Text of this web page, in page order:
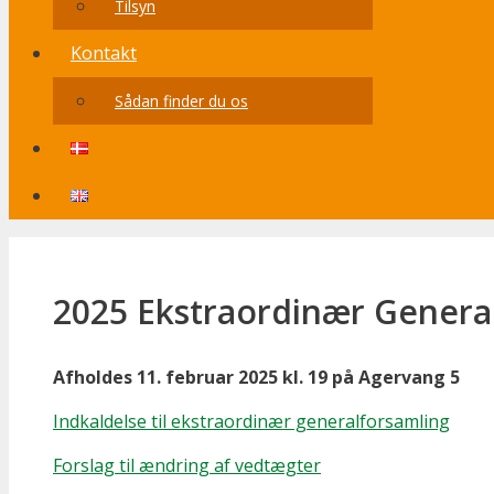
Tilsyn
Kontakt
Sådan finder du os
2025 Ekstraordinær
Afholdes 11. februar 2025 kl. 19 på Agervang 5
Indkaldelse til ekstraordinær generalforsamling
Forslag til ændring af vedtægter